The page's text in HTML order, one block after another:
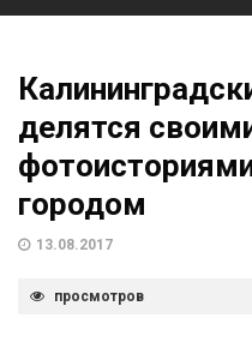
делятся
городом
13.08.2017
просмотров